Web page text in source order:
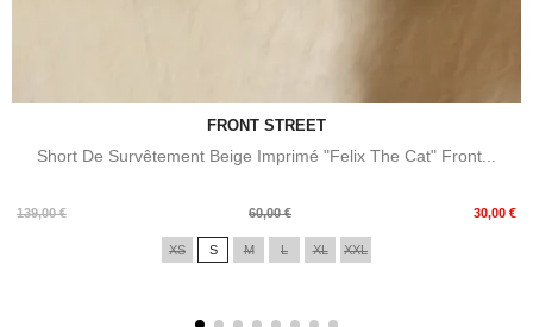
FRONT STREET
Short De Survêtement Beige Imprimé "Felix The Cat" Front...
139,00 €
Prix
60,00 € 30,00 €
Prix
XS S M L XL XXL